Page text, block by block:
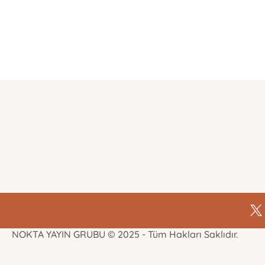
NOKTA YAYIN GRUBU © 2025 - Tüm Hakları Saklıdır.